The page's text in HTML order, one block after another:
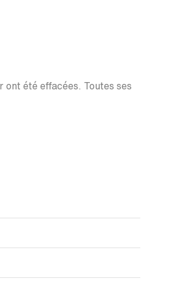
été effacées. Toutes ses